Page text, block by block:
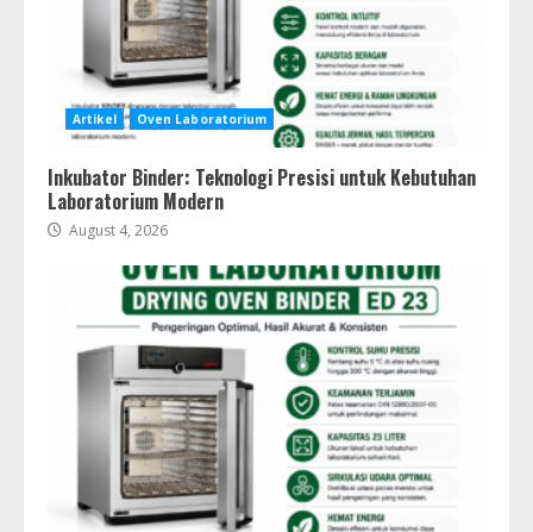
Artikel Oven Laboratorium
Inkubator Binder: Teknologi Presisi untuk Kebutuhan
Laboratorium Modern
August 4, 2026